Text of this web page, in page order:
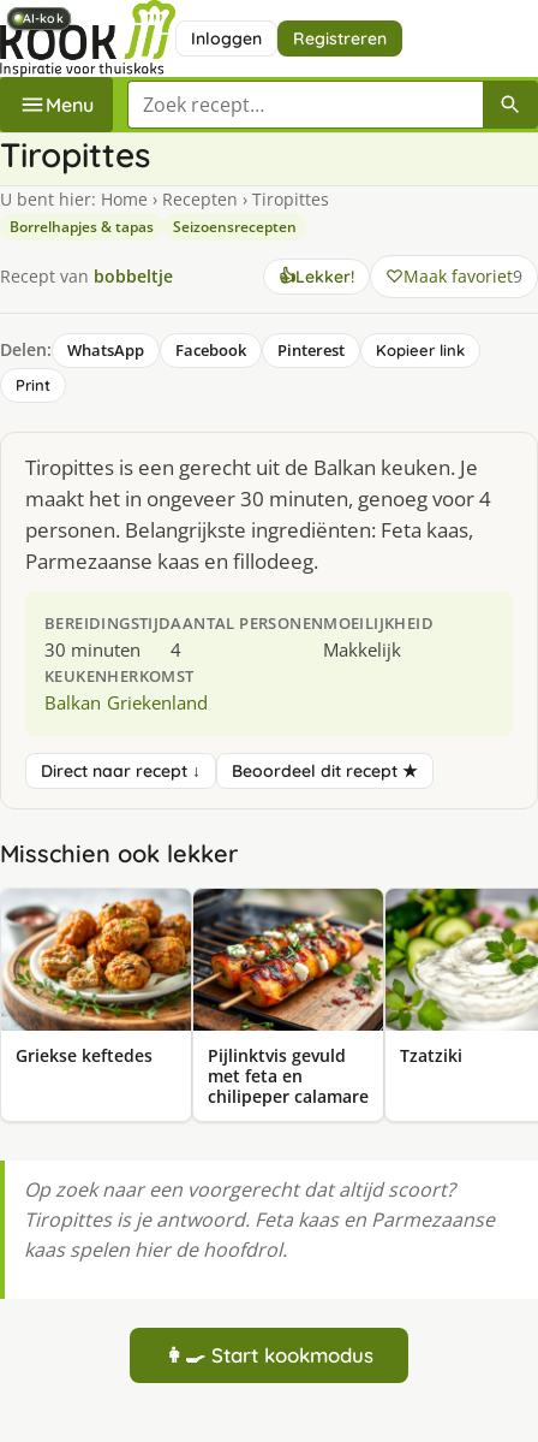
Inloggen Registreren
Menu Zoek een recept
Tiropittes
U bent hier: Home › Recepten › Tiropittes
Borrelhapjes & tapas Seizoensrecepten
Recept van bobbeltje 👍Lekker! Maak favoriet9
Delen: WhatsApp Facebook Pinterest
Kopieer link
Print
Tiropittes is een gerecht uit de Balkan keuken. Je
maakt het in ongeveer 30 minuten, genoeg voor 4
personen. Belangrijkste ingrediënten: Feta kaas,
Parmezaanse kaas en fillodeeg.
BEREIDINGSTIJD
30 minuten
AANTAL PERSONEN
4
MOEILIJKHEID
Makkelijk
KEUKEN
Balkan
HERKOMST
Griekenland
Direct naar recept ↓ Beoordeel dit recept ★
Misschien ook lekker
AI-kok
Griekse keftedes
AI-kok
Pijlinktvis gevuld
met feta en
chilipeper calamare
AI-kok
Tzatziki
Op zoek naar een voorgerecht dat altijd scoort?
Tiropittes is je antwoord. Feta kaas en Parmezaanse
kaas spelen hier de hoofdrol.
👩‍🍳 Start kookmodus